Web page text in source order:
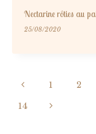
Nectarine rôties au
25/08/2020
Navigation
de
Page
précédente
1 2
14
Page